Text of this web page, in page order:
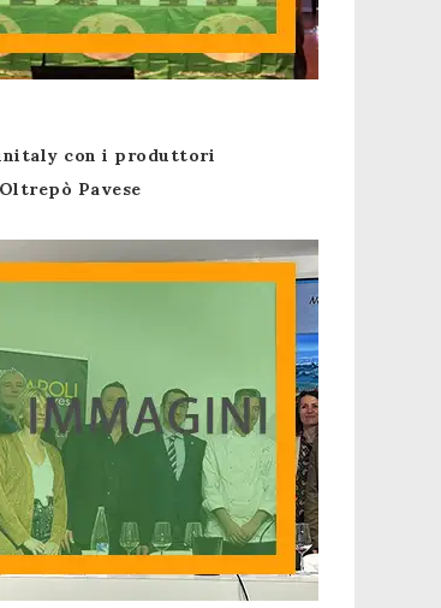
con i produttori
Pavese